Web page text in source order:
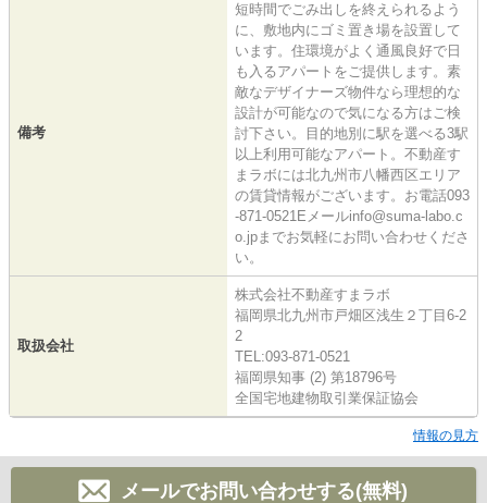
備考
短時間でごみ出しを終えられるよう
に、敷地内にゴミ置き場を設置して
います。住環境がよく通風良好で日
も入るアパートをご提供します。素
敵なデザイナーズ物件なら理想的な
設計が可能なので気になる方はご検
討下さい。目的地別に駅を選べる3駅
以上利用可能なアパート。不動産す
まラボには北九州市八幡西区エリア
の賃貸情報がございます。お電話093
-871-0521Eメールinfo@suma-labo.c
o.jpまでお気軽にお問い合わせくださ
い。
取扱会社
株式会社不動産すまラボ
福岡県北九州市戸畑区浅生２丁目6-2
2
TEL:093-871-0521
福岡県知事 (2) 第18796号
全国宅地建物取引業保証協会
情報の見方
メールでお問い合わせする(無料)